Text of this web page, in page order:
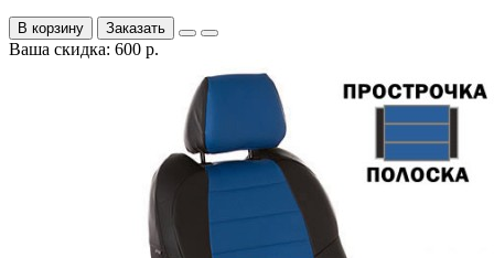
В корзину Заказать
Ваша скидка: 600 р.